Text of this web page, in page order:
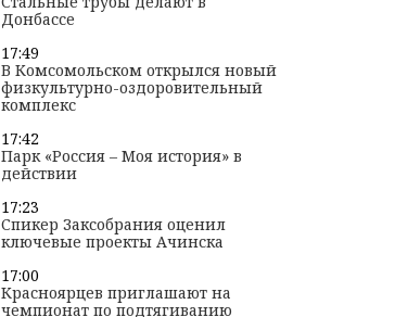
Донбассе
17:49
В Комсомольском открылся новый
физкультурно-оздоровительный
комплекс
17:42
Парк «Россия – Моя история» в
действии
17:23
Спикер Заксобрания оценил
ключевые проекты Ачинска
17:00
Красноярцев приглашают на
чемпионат по подтягиванию